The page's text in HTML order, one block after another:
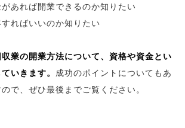
があれば開業できるのか知りたい
すればいいのか知りたい
業の開業方法について、資格や資金とい
いきます。 成功のポイントについてもあ
で、ぜひ最後までご覧ください。